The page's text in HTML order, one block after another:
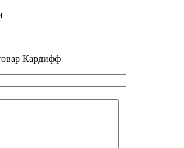
Кардифф